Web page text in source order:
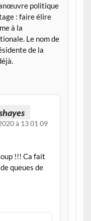
politique
: faire élire
à la
Le nom de
de la
à 13 01 09
!!! Ca fait
queues de